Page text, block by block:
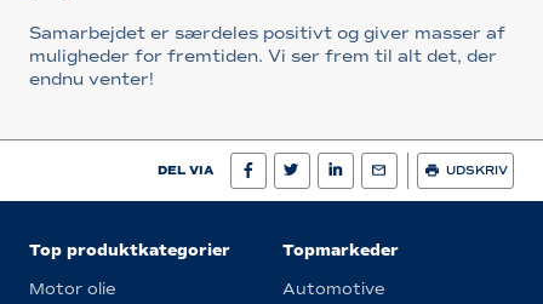
Samarbejdet er særdeles positivt og giver masser af
muligheder for fremtiden. Vi ser frem til alt det, der
endnu venter!
DEL VIA UDSKRIV
Top produktkategorier
Motor olie
Topmarkeder
Automotive